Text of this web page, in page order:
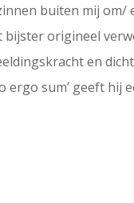
buiten mij
origineel
en
ergo sum’ geeft hij